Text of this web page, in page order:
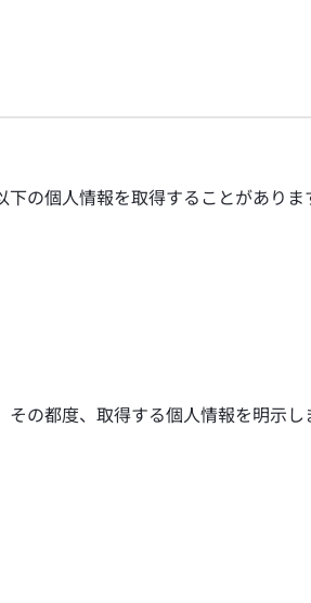
の個人情報を取得することがありま
の都度、取得する個人情報を明示し